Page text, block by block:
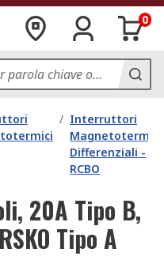
0
/ Interruttori
Magnetotermici
Differenziali -
RCBO
20A Tipo B,
Tipo A